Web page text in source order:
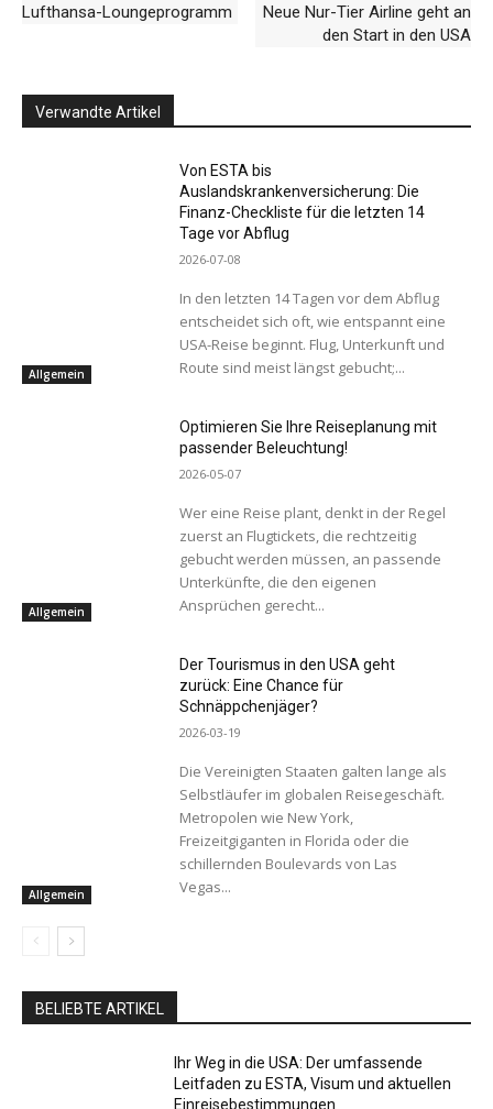
Lufthansa-Loungeprogramm
Neue Nur-Tier Airline geht an
den Start in den USA
Verwandte Artikel
Allgemein
Von ESTA bis
Auslandskrankenversicherung: Die
Finanz-Checkliste für die letzten 14
Tage vor Abflug
2026-07-08
In den letzten 14 Tagen vor dem Abflug
entscheidet sich oft, wie entspannt eine
USA-Reise beginnt. Flug, Unterkunft und
Route sind meist längst gebucht;...
Allgemein
Optimieren Sie Ihre Reiseplanung mit
passender Beleuchtung!
2026-05-07
Wer eine Reise plant, denkt in der Regel
zuerst an Flugtickets, die rechtzeitig
gebucht werden müssen, an passende
Unterkünfte, die den eigenen
Ansprüchen gerecht...
Allgemein
Der Tourismus in den USA geht
zurück: Eine Chance für
Schnäppchenjäger?
2026-03-19
Die Vereinigten Staaten galten lange als
Selbstläufer im globalen Reisegeschäft.
Metropolen wie New York,
Freizeitgiganten in Florida oder die
schillernden Boulevards von Las
Vegas...
BELIEBTE ARTIKEL
Ihr Weg in die USA: Der umfassende
Leitfaden zu ESTA, Visum und aktuellen
Einreisebestimmungen